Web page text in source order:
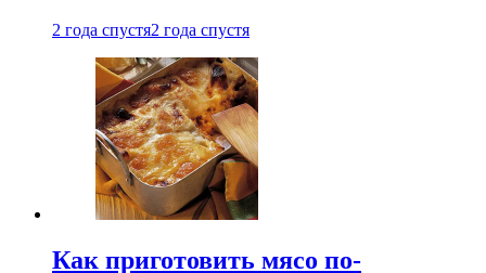
2 года спустя2 года спустя
Как приготовить мясо по-